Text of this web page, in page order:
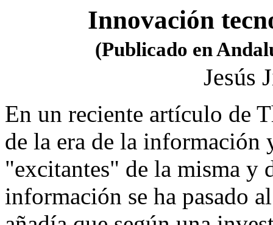
Innovación
(Publicado en
Jesús
En un reciente artículo de
de la era de la información
"excitantes" de la misma y
información se ha pasado